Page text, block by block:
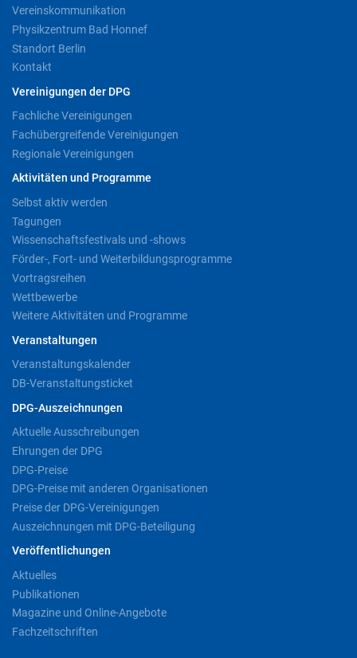
Vereinskommunikation
Physikzentrum Bad Honnef
Standort Berlin
Kontakt
Vereinigungen der DPG
Fachliche Vereinigungen
Fachübergreifende Vereinigungen
Regionale Vereinigungen
Aktivitäten und Programme
Selbst aktiv werden
Tagungen
Wissenschaftsfestivals und -shows
Förder-, Fort- und Weiterbildungsprogramme
Vortragsreihen
Wettbewerbe
Weitere Aktivitäten und Programme
Veranstaltungen
Veranstaltungskalender
DB-Veranstaltungsticket
DPG-Auszeichnungen
Aktuelle Ausschreibungen
Ehrungen der DPG
DPG-Preise
DPG-Preise mit anderen Organisationen
Preise der DPG-Vereinigungen
Auszeichnungen mit DPG-Beteiligung
Veröffentlichungen
Aktuelles
Publikationen
Magazine und Online-Angebote
Fachzeitschriften